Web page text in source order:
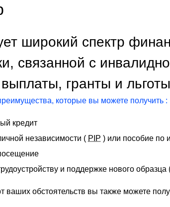
широкий спектр
связанной с
гранты и
которые вы можете получить :
кредит
независимости ( PIP ) или пособие по
и поддержке нового образца
ваших обстоятельств вы также можете